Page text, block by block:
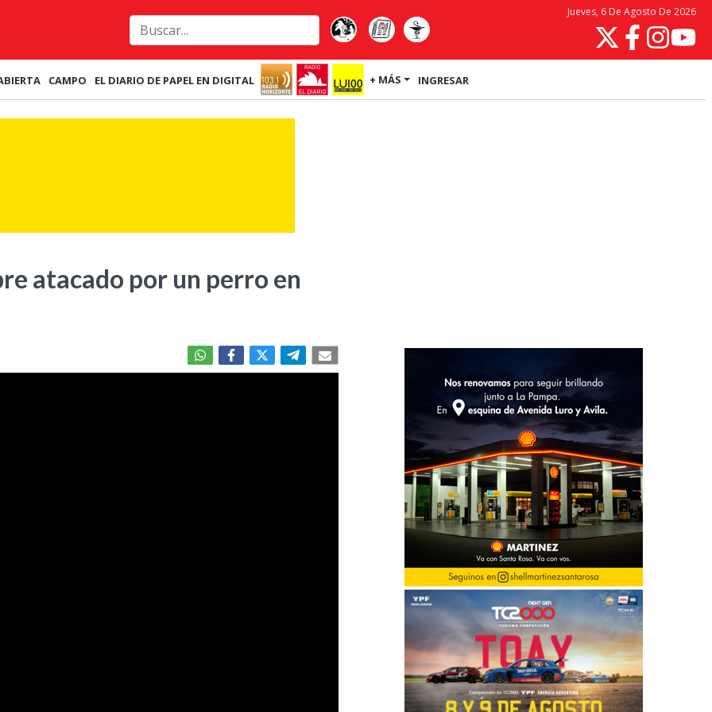
Jueves, 6 De Agosto De 2026
CAMPO EL DIARIO DE PAPEL EN DIGITAL + MÁS INGRESAR
atacado por un perro en